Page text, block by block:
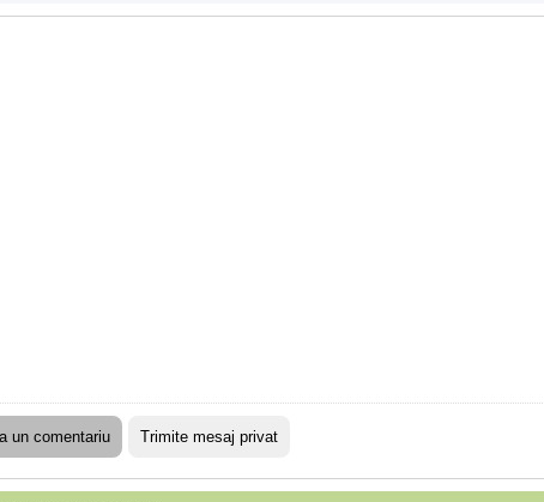
un comentariu Trimite mesaj privat